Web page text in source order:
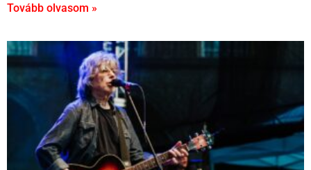
Tovább olvasom »